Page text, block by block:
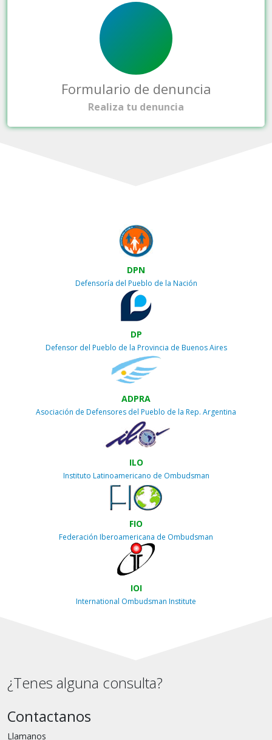
Formulario de denuncia
Realiza tu denuncia
DPN
Defensoría del Pueblo de la Nación
DP
Defensor del Pueblo de la Provincia de Buenos Aires
ADPRA
Asociación de Defensores del Pueblo de la Rep. Argentina
ILO
Instituto Latinoamericano de Ombudsman
FIO
Federación Iberoamericana de Ombudsman
IOI
International Ombudsman Institute
¿Tenes alguna consulta?
Contactanos
Llamanos